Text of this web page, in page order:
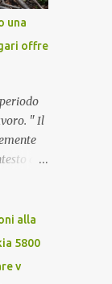
una
offre
" Il
di
questo
alla
5800
v